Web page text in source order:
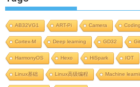
AB32VG1 ART-Pi Camera
Cortex-M Deep learning GD32 Git
HarmonyOS Hexo HiSpark IOT
Linux基础 Linux高级编程 Machine